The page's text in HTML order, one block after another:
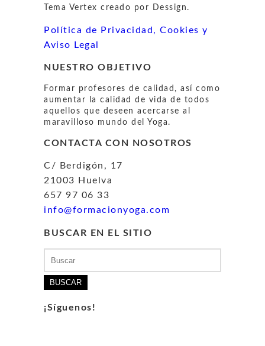
Tema Vertex creado por Dessign.
Política de Privacidad, Cookies y
Aviso Legal
NUESTRO OBJETIVO
Formar profesores de calidad, así como
aumentar la calidad de vida de todos
aquellos que deseen acercarse al
maravilloso mundo del Yoga.
CONTACTA CON NOSOTROS
C/ Berdigón, 17
21003 Huelva
657 97 06 33
info@formacionyoga.com
BUSCAR EN EL SITIO
¡Síguenos!